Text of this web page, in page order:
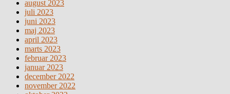
august 2023
juli 2023
juni 2023
maj 2023
april 2023
marts 2023
februar 2023
januar 2023
december 2022
november 2022